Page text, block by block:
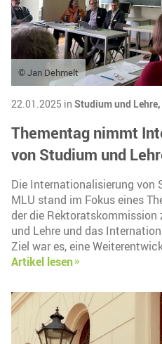
© Jan Dehmelt
22.01.2025 in Studium und Lehre,
Thementag nimmt
von Studium und
Die Internationalisierung von
MLU stand im Fokus eines
der die
und Lehre und das
Ziel war es, eine
Artikel lesen